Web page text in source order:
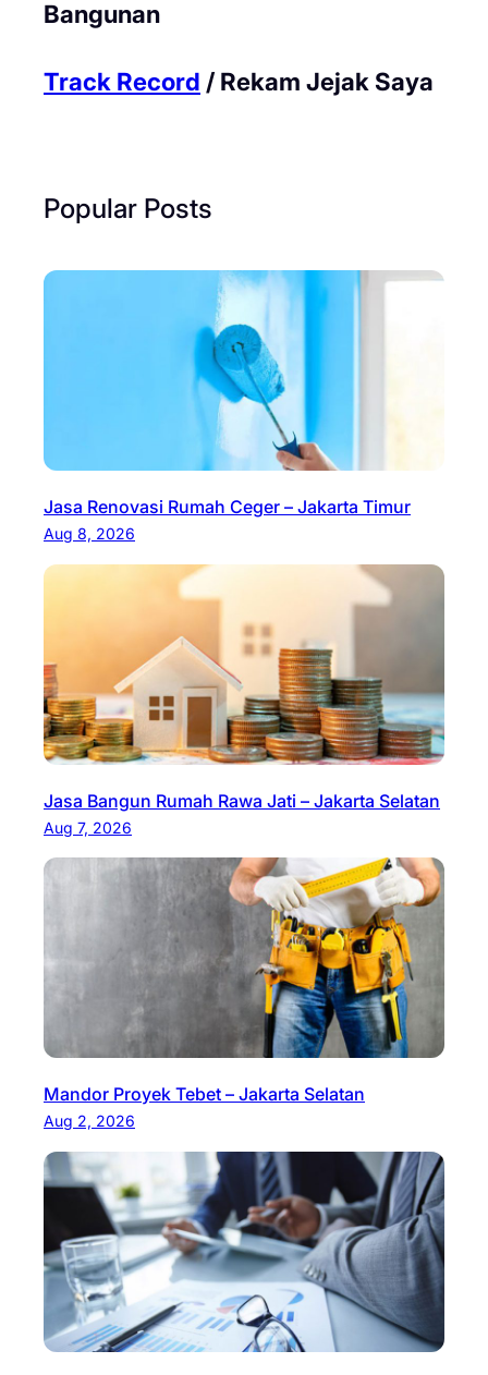
Bangunan
Track Record / Rekam Jejak Saya
Popular Posts
Jasa Renovasi Rumah Ceger – Jakarta Timur
Aug 8, 2026
Jasa Bangun Rumah Rawa Jati – Jakarta Selatan
Aug 7, 2026
Mandor Proyek Tebet – Jakarta Selatan
Aug 2, 2026